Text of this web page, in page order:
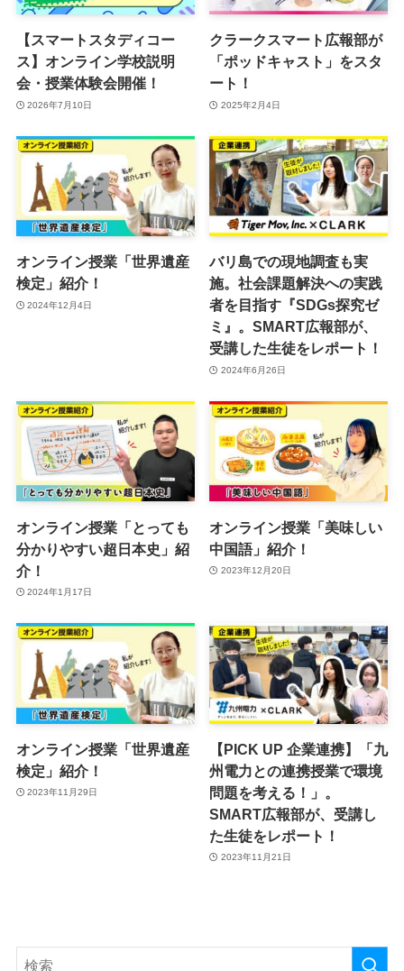
【スマートスタディコー
ス】オンライン学校説明
会・授業体験会開催！
2026年7月10日
クラークスマート広報部が
「ポッドキャスト」をスタ
ート！
2025年2月4日
オンライン授業「世界遺産
検定」紹介！
2024年12月4日
バリ島での現地調査も実
施。社会課題解決への実践
者を目指す『SDGs探究ゼ
ミ』。SMART広報部が、
受講した生徒をレポート！
2024年6月26日
オンライン授業「とっても
分かりやすい超日本史」紹
介！
2024年1月17日
オンライン授業「美味しい
中国語」紹介！
2023年12月20日
オンライン授業「世界遺産
検定」紹介！
2023年11月29日
【PICK UP 企業連携】「九
州電力との連携授業で環境
問題を考える！」。
SMART広報部が、受講し
た生徒をレポート！
2023年11月21日